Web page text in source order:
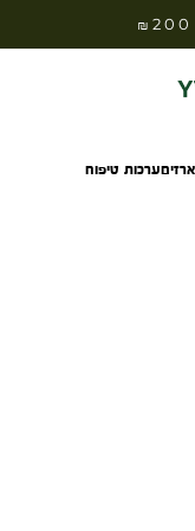
ערכות טיפוח